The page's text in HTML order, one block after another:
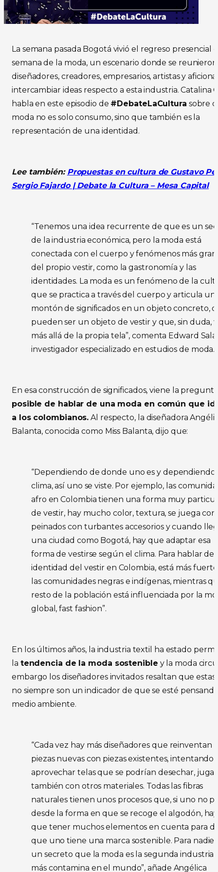
La semana pasada Bogotá vivió el regreso presencial
semana de la moda, un escenario donde se reunieron
diseñadores, creadores, empresarios, artistas y
intercambiar ideas respecto a esta industria. Catalina
habla en este episodio de #DebateLaCultura sobre
moda no es solo consumo, sino que también es la
representación de una identidad.
Lee también: Propuestas en cultura de Gustavo
Sergio Fajardo | Debate la Cultura – Mesa Capital
“Tenemos una idea recurrente de que es un
de la industria económica, pero la moda está
conectada con el cuerpo y fenómenos más
del propio vestir, como la gastronomía y las
identidades. La moda es un fenómeno de la
que se practica a través del cuerpo y articula un
montón de significados en un objeto concreto,
pueden ser un objeto de vestir y que, sin duda,
más allá de la propia tela”, comenta Edward
investigador especializado en estudios de moda.
En esa construcción de significados, viene la
posible de hablar de una moda en común que
a los colombianos. Al respecto, la diseñadora
Balanta, conocida como Miss Balanta, dijo que:
“Dependiendo de donde uno es y dependiendo
clima, así uno se viste. Por ejemplo, las
afro en Colombia tienen una forma muy
de vestir, hay mucho color, textura, se juega con
peinados con turbantes accesorios y cuando
una ciudad como Bogotá, hay que adaptar esa
forma de vestirse según el clima. Para hablar de
identidad del vestir en Colombia, está más
las comunidades negras e indígenas, mientras
resto de la población está influenciada por la
global, fast fashion”.
En los últimos años, la industria textil ha estado
la tendencia de la moda sostenible y la moda
embargo los diseñadores invitados resaltan que
no siempre son un indicador de que se esté
medio ambiente.
“Cada vez hay más diseñadores que reinventan
piezas nuevas con piezas existentes, intentando
aprovechar telas que se podrían desechar,
también con otros materiales. Todas las fibras
naturales tienen unos procesos que, si uno no
desde la forma en que se recoge el algodón, hay
que tener muchos elementos en cuenta para
que uno tiene una marca sostenible. Para nadie
un secreto que la moda es la segunda industria
más contamina en el mundo”, añade Angélica